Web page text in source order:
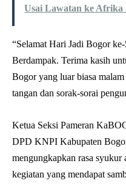
Usai Lawatan ke Afrika
“Selamat Hari Jadi Bogor
Berdampak. Terima kasih
Bogor yang luar biasa
tangan dan sorak-sorai
Ketua Seksi Pameran
DPD KNPI Kabupaten
mengungkapkan rasa syukur
kegiatan yang mendapat